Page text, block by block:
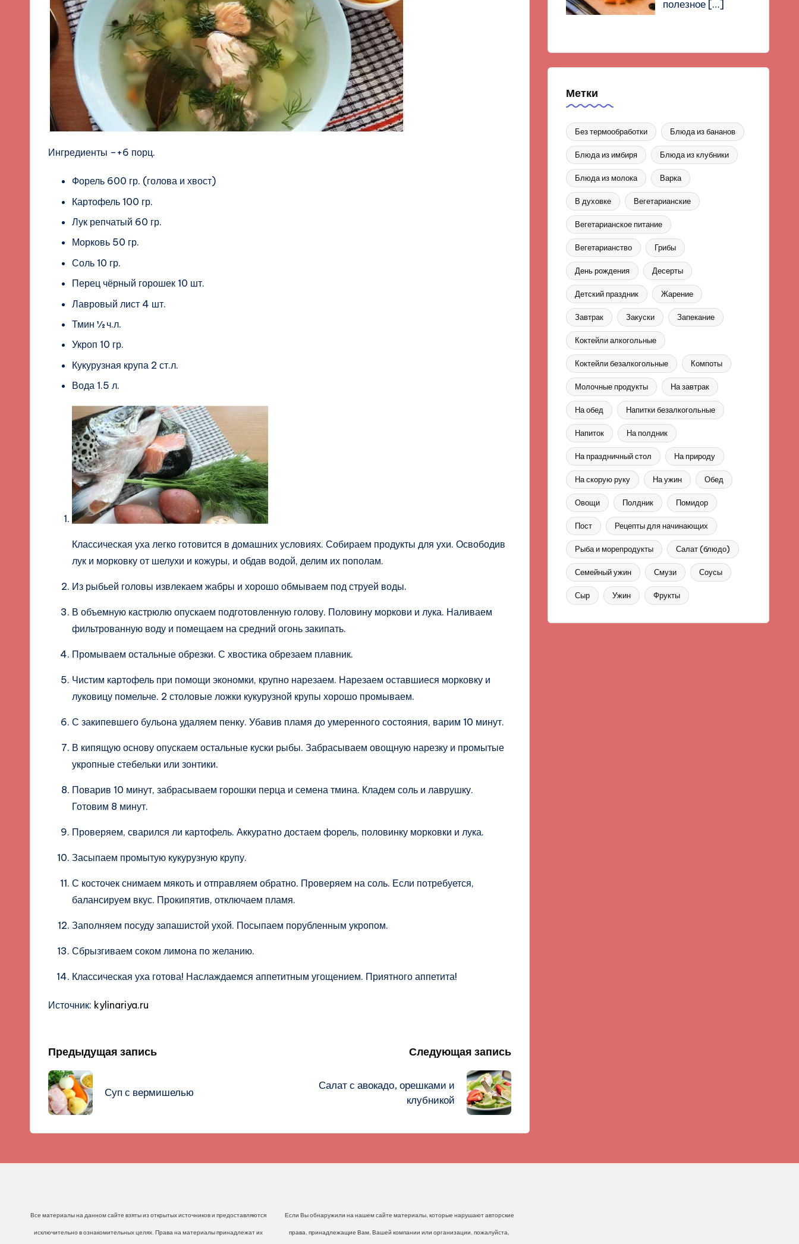
Ингредиенты –+6 порц.
Форель 600 гр. (голова и хвост)
Картофель 100 гр.
Лук репчатый 60 гр.
Морковь 50 гр.
Соль 10 гр.
Перец чёрный горошек 10 шт.
Лавровый лист 4 шт.
Тмин ½ ч.л.
Укроп 10 гр.
Кукурузная крупа 2 ст.л.
Вода 1.5 л.
Классическая уха легко готовится в домашних условиях. Собираем продукты для ухи. Освободив
лук и морковку от шелухи и кожуры, и обдав водой, делим их пополам.
Из рыбьей головы извлекаем жабры и хорошо обмываем под струей воды.
В объемную кастрюлю опускаем подготовленную голову. Половину моркови и лука. Наливаем
фильтрованную воду и помещаем на средний огонь закипать.
Промываем остальные обрезки. С хвостика обрезаем плавник.
Чистим картофель при помощи экономки, крупно нарезаем. Нарезаем оставшиеся морковку и
луковицу помельче. 2 столовые ложки кукурузной крупы хорошо промываем.
С закипевшего бульона удаляем пенку. Убавив пламя до умеренного состояния, варим 10 минут.
В кипящую основу опускаем остальные куски рыбы. Забрасываем овощную нарезку и промытые
укропные стебельки или зонтики.
Поварив 10 минут, забрасываем горошки перца и семена тмина. Кладем соль и лаврушку.
Готовим 8 минут.
Проверяем, сварился ли картофель. Аккуратно достаем форель, половинку морковки и лука.
Засыпаем промытую кукурузную крупу.
С косточек снимаем мякоть и отправляем обратно. Проверяем на соль. Если потребуется,
балансируем вкус. Прокипятив, отключаем пламя.
Заполняем посуду запашистой ухой. Посыпаем порубленным укропом.
Сбрызгиваем соком лимона по желанию.
Классическая уха готова! Наслаждаемся аппетитным угощением. Приятного аппетита!
Источник: kylinariya.ru
Навигация
записи
Предыдущая запись
Суп с вермишелью
Следующая запись
Салат с авокадо, орешками и
клубникой
полезное […]
Метки
Без термообработки Блюда из бананов
Блюда из имбиря Блюда из клубники
Блюда из молока Варка
В духовке Вегетарианские
Вегетарианское питание
Вегетарианство Грибы
День рождения Десерты
Детский праздник Жарение
Завтрак Закуски Запекание
Коктейли алкогольные
Коктейли безалкогольные Компоты
Молочные продукты На завтрак
На обед Напитки безалкогольные
Напиток На полдник
На праздничный стол На природу
На скорую руку На ужин Обед
Овощи Полдник Помидор
Пост Рецепты для начинающих
Рыба и морепродукты Салат (блюдо)
Семейный ужин Смузи Соусы
Сыр Ужин Фрукты
Все материалы на данном сайте взяты из открытых источников и предоставляются
исключительно в ознакомительных целях. Права на материалы принадлежат их
Если Вы обнаружили на нашем сайте материалы, которые нарушают авторские
права, принадлежащие Вам, Вашей компании или организации, пожалуйста,